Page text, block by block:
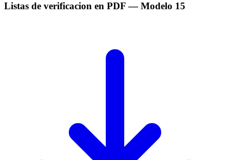
Listas de verificacion en PDF— Modelo 15